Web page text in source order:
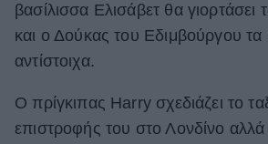
ΒΟΞ
Χωρίς Ταμπέλες
βασίλισσα Ελισάβετ θα γιορτάσει
και ο Δούκας του Εδιμβούργου τα
αντίστοιχα.
Ο πρίγκιπας Harry σχεδιάζει το
επιστροφής του στο Λονδίνο αλλά